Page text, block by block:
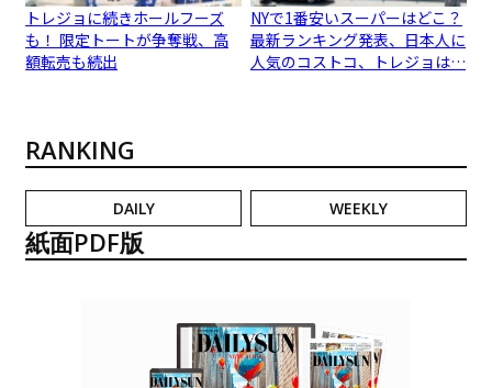
トレジョに続きホールフーズ
も！ 限定トートが争奪戦、高
額転売も続出
NYで1番安いスーパーはどこ？
最新ランキング発表、日本人に
人気のコストコ、トレジョは…
RANKING
DAILY WEEKLY
紙面PDF版